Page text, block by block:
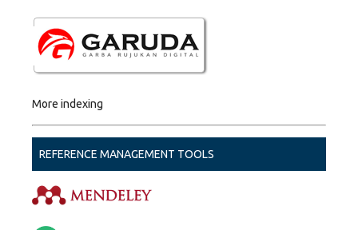
More indexing
REFERENCE MANAGEMENT TOOLS